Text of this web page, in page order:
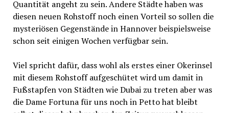
Quantität angeht zu sein. Andere Städte haben was
diesen neuen Rohstoff noch einen Vorteil so sollen die
mysteriösen Gegenstände in Hannover beispielsweise
schon seit einigen Wochen verfügbar sein.
Viel spricht dafür, dass wohl als erstes einer Okerinsel
mit diesem Rohstoff aufgeschütet wird um damit in
Fußstapfen von Städten wie Dubai zu treten aber was
die Dame Fortuna für uns noch in Petto hat bleibt